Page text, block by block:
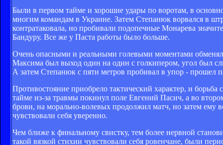
Были в первом тайме и хорошие удары по воротам, в
многим командам в Украине. Затем Степанюк ворвался в
контратаковала, но пробивали подопечные Монарева
Бандуру. Все же у Паста работы было больше.
Очень опасными и реальными голевыми моментами
Максима был выход один на один с голкипером, угол был
А затем Степанюк с пяти метров пробивал в упор - прошел
Противостояние приобрело тактический характер, и
тайме из-за травмы покинул поле Евгений Пасич, а во
брови, на морально-волевых продолжил матч, но затем ему
чувствовали себя уверенно.
Чем ближе к финальному свистку, тем более нервной
такой вязкой стихии чувствовали себя ровенчане, были